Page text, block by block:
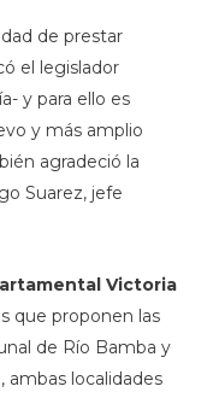
de prestar
el legislador
y para ello es
y más amplio
agradeció la
Suarez, jefe
Victoria
que proponen las
de Río Bamba y
ambas localidades